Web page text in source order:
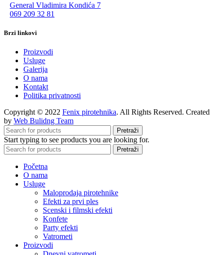
General Vladimira Kondića 7
069 209 32 81
Brzi linkovi
Proizvodi
Usluge
Galerija
O nama
Kontakt
Politika privatnosti
Copyright © 2022 Fenix pirotehnika. All Rights Reserved. Created
by Web Bulidng Team
Pretraži
Start typing to see products you are looking for.
Pretraži
Početna
O nama
Usluge
Maloprodaja pirotehnike
Efekti za prvi ples
Scenski i filmski efekti
Konfete
Party efekti
Vatrometi
Proizvodi